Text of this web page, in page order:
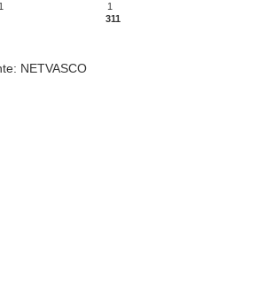
1
311
NETVASCO